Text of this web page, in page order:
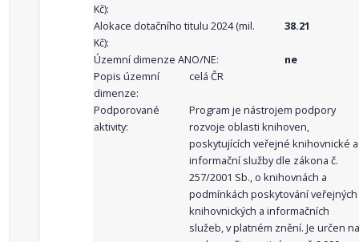
Kč):
Alokace dotačního titulu 2024 (mil.
Kč):
38.21
Územní dimenze ANO/NE:
ne
Popis územní
dimenze:
celá ČR
Podporované
aktivity:
Program je nástrojem podpory
rozvoje oblasti knihoven,
poskytujících veřejné knihovnické a
informační služby dle zákona č.
257/2001 Sb., o knihovnách a
podmínkách poskytování veřejných
knihovnických a informačních
služeb, v platném znění. Je určen na